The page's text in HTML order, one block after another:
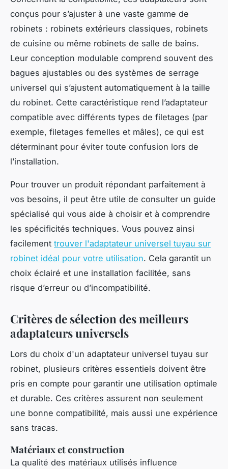
conçus pour s’ajuster à une vaste gamme de
robinets : robinets extérieurs classiques, robinets
de cuisine ou même robinets de salle de bains.
Leur conception modulable comprend souvent des
bagues ajustables ou des systèmes de serrage
universel qui s’ajustent automatiquement à la taille
du robinet. Cette caractéristique rend l’adaptateur
compatible avec différents types de filetages (par
exemple, filetages femelles et mâles), ce qui est
déterminant pour éviter toute confusion lors de
l’installation.
Pour trouver un produit répondant parfaitement à
vos besoins, il peut être utile de consulter un guide
spécialisé qui vous aide à choisir et à comprendre
les spécificités techniques. Vous pouvez ainsi
facilement trouver l'adaptateur universel tuyau sur
robinet idéal pour votre utilisation. Cela garantit un
choix éclairé et une installation facilitée, sans
risque d’erreur ou d’incompatibilité.
Critères de sélection des meilleurs
adaptateurs universels
Lors du choix d'un adaptateur universel tuyau sur
robinet, plusieurs critères essentiels doivent être
pris en compte pour garantir une utilisation optimale
et durable. Ces critères assurent non seulement
une bonne compatibilité, mais aussi une expérience
sans tracas.
Matériaux et construction
La qualité des matériaux utilisés influence